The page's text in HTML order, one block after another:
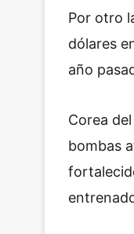
Por otro
dólares
año
Corea
bombas